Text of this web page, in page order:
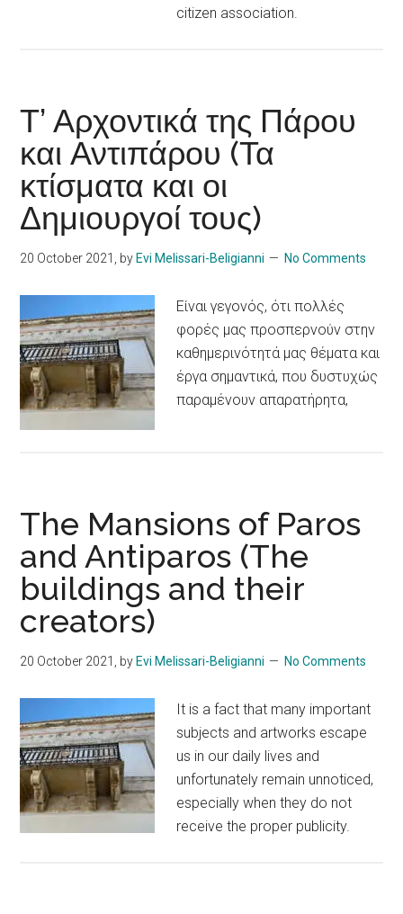
citizen association.
Τ’ Αρχοντικά της Πάρου
και Αντιπάρου (Τα
κτίσματα και οι
Δημιουργοί τους)
20 October 2021 , by Evi Melissari-Beligianni No Comments
Είναι γεγονός, ότι πολλές
φορές μας προσπερνούν στην
καθημερινότητά μας θέματα και
έργα σημαντικά, που δυστυχώς
παραμένουν απαρατήρητα,
The Mansions of Paros
and Antiparos (The
buildings and their
creators)
20 October 2021 , by Evi Melissari-Beligianni No Comments
It is a fact that many important
subjects and artworks escape
us in our daily lives and
unfortunately remain unnoticed,
especially when they do not
receive the proper publicity.